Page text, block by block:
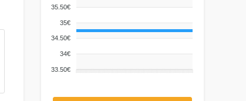
35.50€
35€
34.50€
34€
33.50€